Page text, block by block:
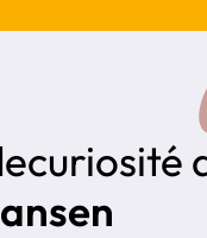
curiosité